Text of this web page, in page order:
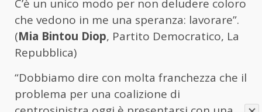
C’è un unico modo per non deludere coloro
che vedono in me una speranza: lavorare”.
(Mia Bintou Diop, Partito Democratico, La
Repubblica)
“Dobbiamo dire con molta franchezza che il
problema per una coalizione di